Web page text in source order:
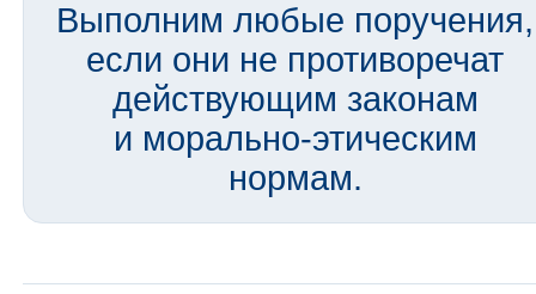
Выполним любые поручения,
если они не противоречат
действующим законам
и морально-этическим
нормам.